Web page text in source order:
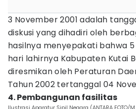
3 November 2001 adalah
diskusi yang dihadiri oleh
hasilnya menyepakati bahwa
hari lahirnya Kabupaten Kutai
diresmikan oleh Peraturan
Tahun 2002 tertanggal 04
4. Pembangunan fasilitas